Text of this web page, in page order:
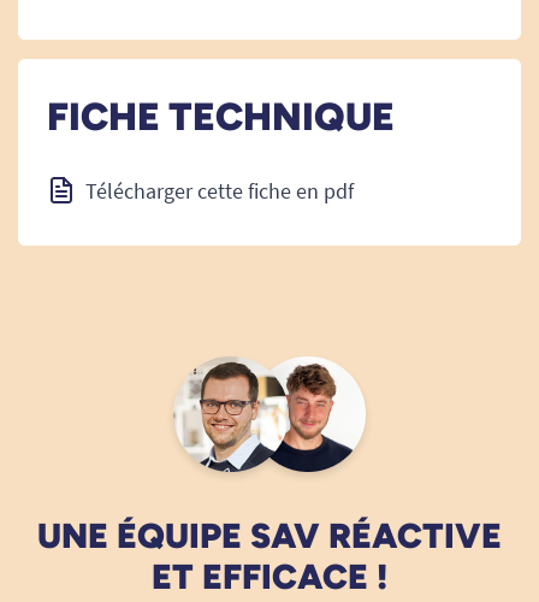
FICHE TECHNIQUE
Télécharger cette fiche en pdf
UNE ÉQUIPE SAV RÉACTIVE
ET EFFICACE !